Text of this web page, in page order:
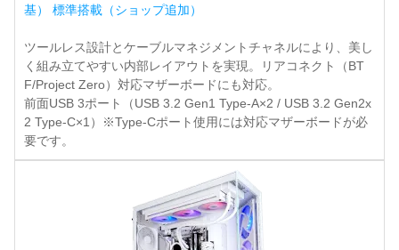
基） 標準搭載（ショップ追加）
ツールレス設計とケーブルマネジメントチャネルにより、美し
く組み立てやすい内部レイアウトを実現。リアコネクト（BT
F/Project Zero）対応マザーボードにも対応。
前面USB 3ポート（USB 3.2 Gen1 Type-A×2 / USB 3.2 Gen2x
2 Type-C×1）※Type-Cポート使用には対応マザーボードが必
要です。